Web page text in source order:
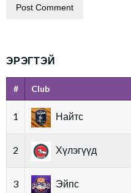
ЭРЭГТЭЙ
# Club
1 Найтс
2 Хүлэгүүд
3 Эйпс